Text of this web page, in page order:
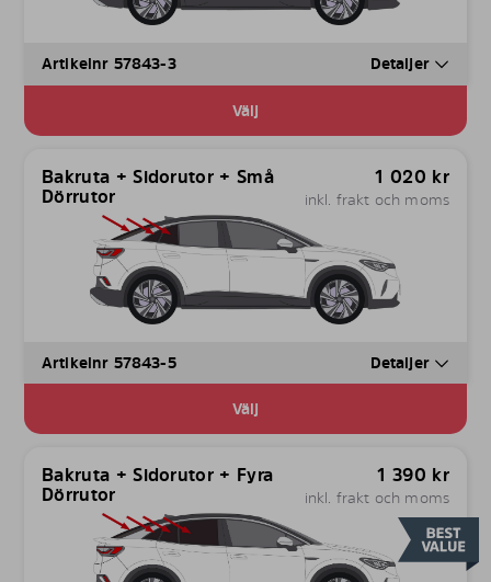
Artikelnr 57843-3 Detaljer
Välj
Bakruta + Sidorutor + Små
Dörrutor
1 020 kr
inkl. frakt och moms
Artikelnr 57843-5 Detaljer
Välj
Bakruta + Sidorutor + Fyra
Dörrutor
1 390 kr
inkl. frakt och moms